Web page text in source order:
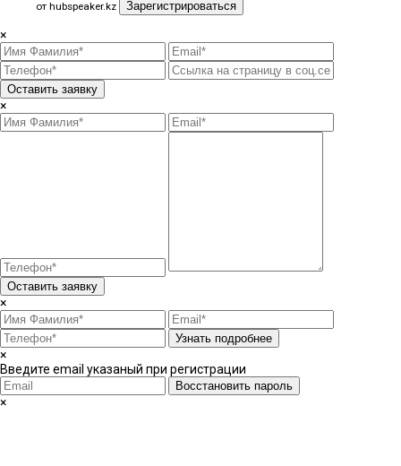
от hubspeaker.kz Зарегистрироваться
×
Оставить заявку
×
Оставить заявку
×
Узнать подробнее
×
Введите email указаный при регистрации
Восстановить пароль
×